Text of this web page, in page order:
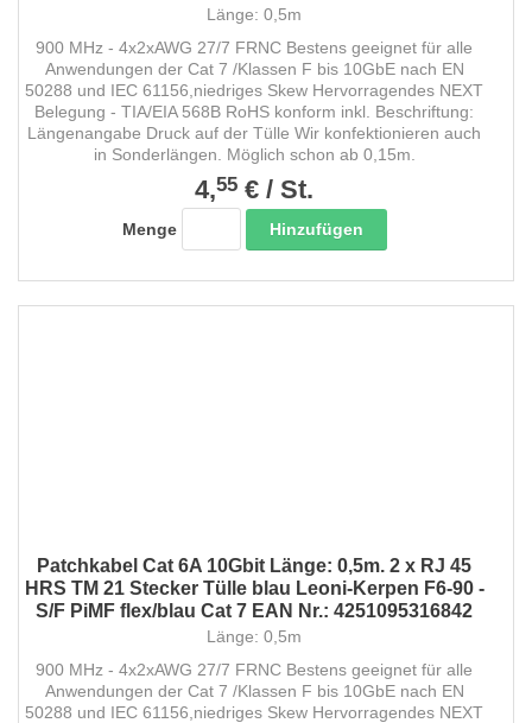
Länge: 0,5m
900 MHz - 4x2xAWG 27/7 FRNC Bestens geeignet für alle
Anwendungen der Cat 7 /Klassen F bis 10GbE nach EN
50288 und IEC 61156,niedriges Skew Hervorragendes NEXT
Belegung - TIA/EIA 568B RoHS konform inkl. Beschriftung:
Längenangabe Druck auf der Tülle Wir konfektionieren auch
in Sonderlängen. Möglich schon ab 0,15m.
4,55 € / St.
Menge Hinzufügen
Patchkabel Cat 6A 10Gbit Länge: 0,5m. 2 x RJ 45
HRS TM 21 Stecker Tülle blau Leoni-Kerpen F6-90 -
S/F PiMF flex/blau Cat 7 EAN Nr.: 4251095316842
Länge: 0,5m
900 MHz - 4x2xAWG 27/7 FRNC Bestens geeignet für alle
Anwendungen der Cat 7 /Klassen F bis 10GbE nach EN
50288 und IEC 61156,niedriges Skew Hervorragendes NEXT